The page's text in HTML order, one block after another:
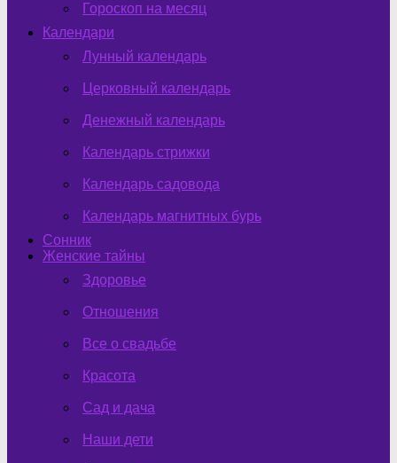
Гороскоп на месяц
Календари
Лунный календарь
Церковный календарь
Денежный календарь
Календарь стрижки
Календарь садовода
Календарь магнитных бурь
Сонник
Женские тайны
Здоровье
Отношения
Все о свадьбе
Красота
Сад и дача
Наши дети